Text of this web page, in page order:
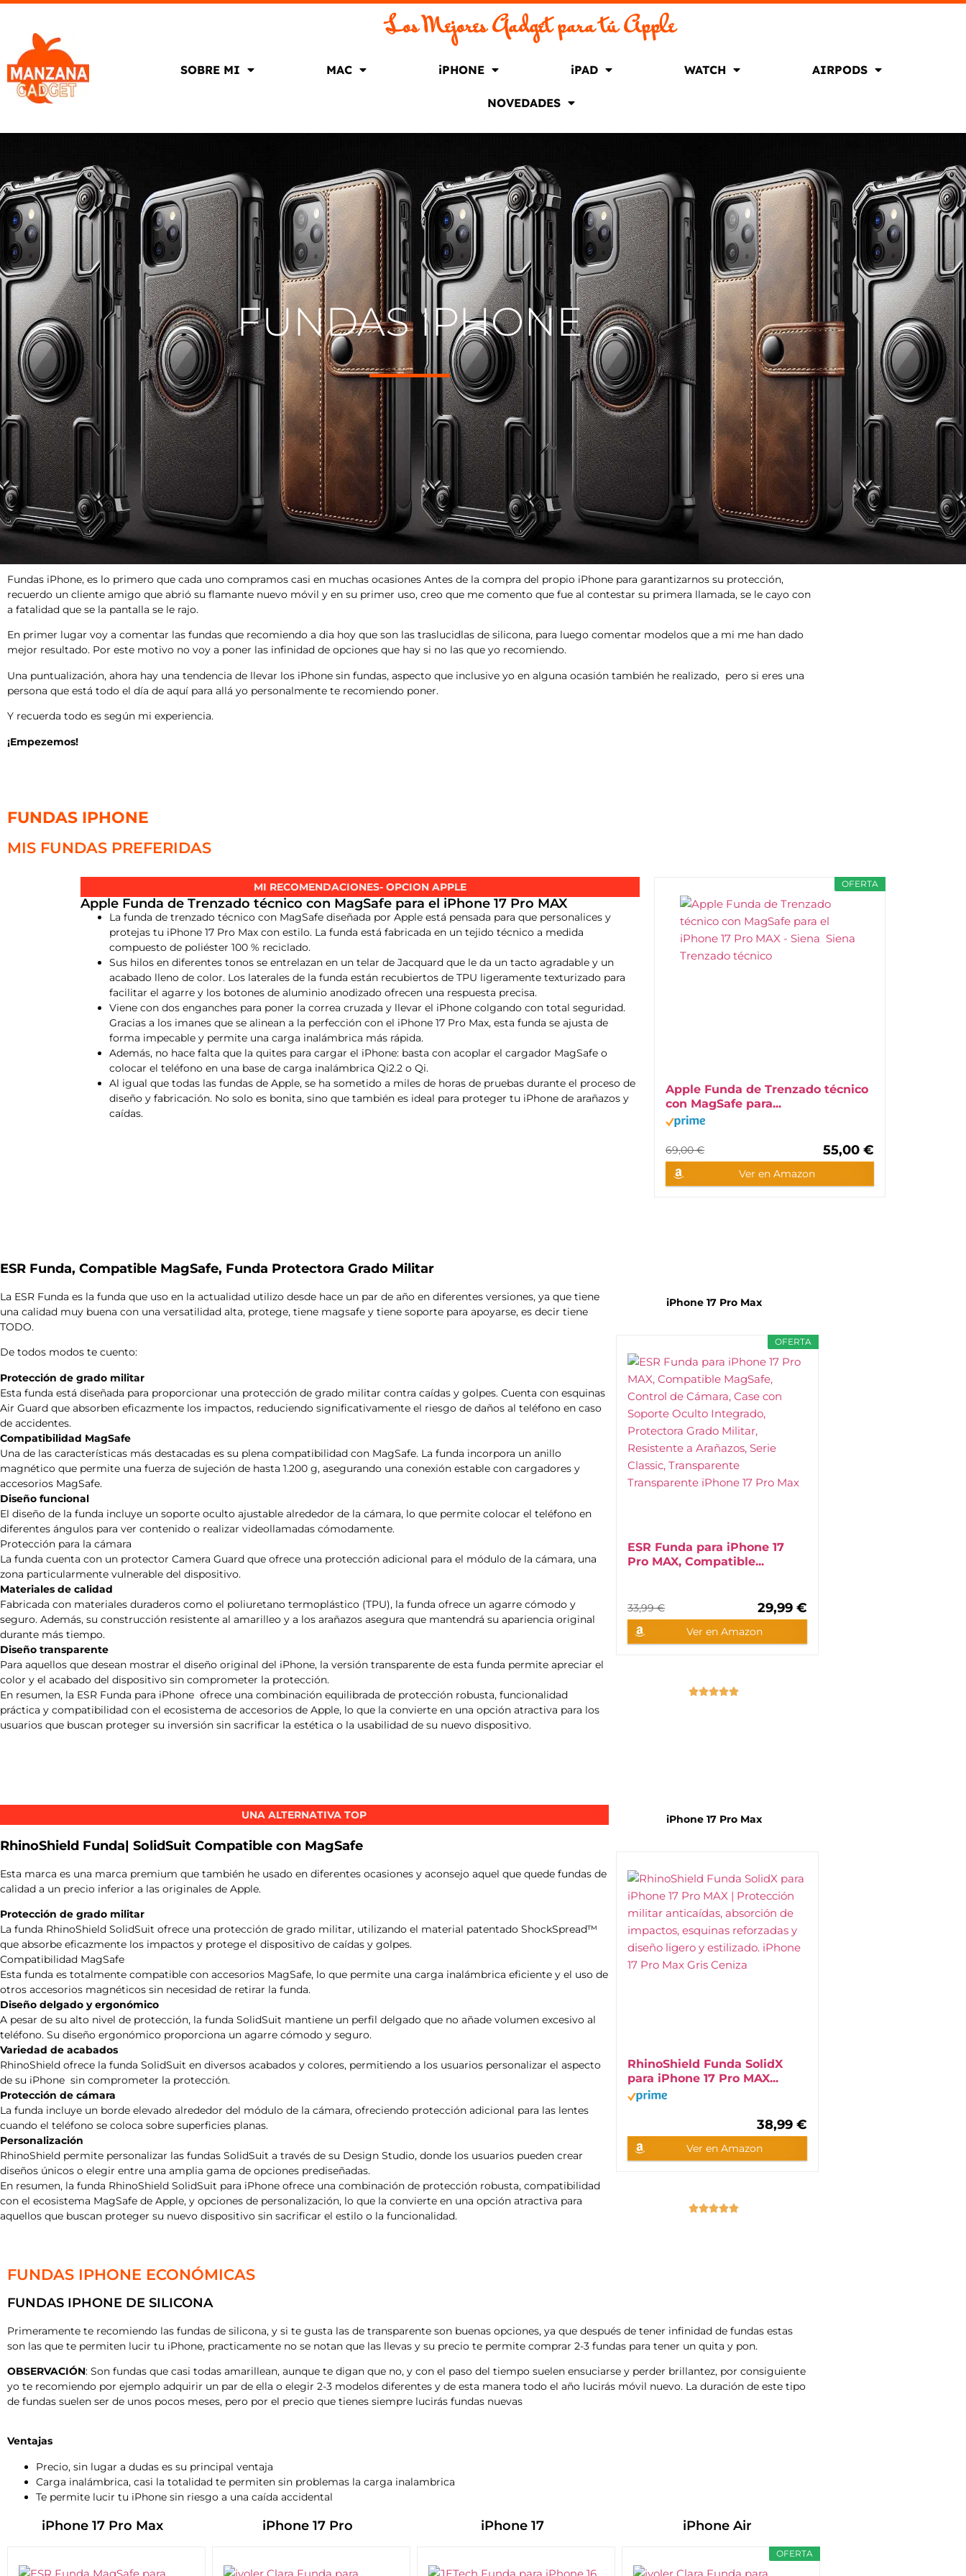
Los Mejores Gadget para tú Apple
SOBRE MI MAC iPHONE iPAD WATCH AIRPODS
NOVEDADES
FUNDAS IPHONE
Fundas iPhone, es lo primero que cada uno compramos casi en muchas ocasiones Antes de la compra del propio iPhone para garantizarnos su protección,
recuerdo un cliente amigo que abrió su flamante nuevo móvil y en su primer uso, creo que me comento que fue al contestar su primera llamada, se le cayo con
a fatalidad que se la pantalla se le rajo.
En primer lugar voy a comentar las fundas que recomiendo a dia hoy que son las traslucidlas de silicona, para luego comentar modelos que a mi me han dado
mejor resultado. Por este motivo no voy a poner las infinidad de opciones que hay si no las que yo recomiendo.
Una puntualización, ahora hay una tendencia de llevar los iPhone sin fundas, aspecto que inclusive yo en alguna ocasión también he realizado, pero si eres una
persona que está todo el día de aquí para allá yo personalmente te recomiendo poner.
Y recuerda todo es según mi experiencia.
¡Empezemos!
FUNDAS IPHONE
MIS FUNDAS PREFERIDAS
MI RECOMENDACIONES- OPCION APPLE
Apple Funda de Trenzado técnico con MagSafe para el iPhone 17 Pro MAX
La funda de trenzado técnico con MagSafe diseñada por Apple está pensada para que personalices y
protejas tu iPhone 17 Pro Max con estilo. La funda está fabricada en un tejido técnico a medida
compuesto de poliéster 100 % reciclado.
Sus hilos en diferentes tonos se entrelazan en un telar de Jacquard que le da un tacto agradable y un
acabado lleno de color. Los laterales de la funda están recubiertos de TPU ligeramente texturizado para
facilitar el agarre y los botones de aluminio anodizado ofrecen una respuesta precisa.
Viene con dos enganches para poner la correa cruzada y llevar el iPhone colgando con total seguridad.
Gracias a los imanes que se alinean a la perfección con el iPhone 17 Pro Max, esta funda se ajusta de
forma impecable y permite una carga inalámbrica más rápida.
Además, no hace falta que la quites para cargar el iPhone: basta con acoplar el cargador MagSafe o
colocar el teléfono en una base de carga inalámbrica Qi2.2 o Qi.
Al igual que todas las fundas de Apple, se ha sometido a miles de horas de pruebas durante el proceso de
diseño y fabricación. No solo es bonita, sino que también es ideal para proteger tu iPhone de arañazos y
caídas.
OFERTA
Apple Funda de Trenzado técnico
con MagSafe para...
69,00 € 55,00 €
Ver en Amazon
ESR Funda, Compatible MagSafe, Funda Protectora Grado Militar
La ESR Funda es la funda que uso en la actualidad utilizo desde hace un par de año en diferentes versiones, ya que tiene
una calidad muy buena con una versatilidad alta, protege, tiene magsafe y tiene soporte para apoyarse, es decir tiene
TODO.
De todos modos te cuento:
Protección de grado militar
Esta funda está diseñada para proporcionar una protección de grado militar contra caídas y golpes. Cuenta con esquinas
Air Guard que absorben eficazmente los impactos, reduciendo significativamente el riesgo de daños al teléfono en caso
de accidentes.
Compatibilidad MagSafe
Una de las características más destacadas es su plena compatibilidad con MagSafe. La funda incorpora un anillo
magnético que permite una fuerza de sujeción de hasta 1.200 g, asegurando una conexión estable con cargadores y
accesorios MagSafe.
Diseño funcional
El diseño de la funda incluye un soporte oculto ajustable alrededor de la cámara, lo que permite colocar el teléfono en
diferentes ángulos para ver contenido o realizar videollamadas cómodamente.
Protección para la cámara
La funda cuenta con un protector Camera Guard que ofrece una protección adicional para el módulo de la cámara, una
zona particularmente vulnerable del dispositivo.
Materiales de calidad
Fabricada con materiales duraderos como el poliuretano termoplástico (TPU), la funda ofrece un agarre cómodo y
seguro. Además, su construcción resistente al amarilleo y a los arañazos asegura que mantendrá su apariencia original
durante más tiempo.
Diseño transparente
Para aquellos que desean mostrar el diseño original del iPhone, la versión transparente de esta funda permite apreciar el
color y el acabado del dispositivo sin comprometer la protección.
En resumen, la ESR Funda para iPhone ofrece una combinación equilibrada de protección robusta, funcionalidad
práctica y compatibilidad con el ecosistema de accesorios de Apple, lo que la convierte en una opción atractiva para los
usuarios que buscan proteger su inversión sin sacrificar la estética o la usabilidad de su nuevo dispositivo.
iPhone 17 Pro Max
OFERTA
ESR Funda para iPhone 17
Pro MAX, Compatible...
33,99 € 29,99 €
Ver en Amazon

UNA ALTERNATIVA TOP
RhinoShield Funda| SolidSuit Compatible con MagSafe
Esta marca es una marca premium que también he usado en diferentes ocasiones y aconsejo aquel que quede fundas de
calidad a un precio inferior a las originales de Apple.
Protección de grado militar
La funda RhinoShield SolidSuit ofrece una protección de grado militar, utilizando el material patentado ShockSpread™
que absorbe eficazmente los impactos y protege el dispositivo de caídas y golpes.
Compatibilidad MagSafe
Esta funda es totalmente compatible con accesorios MagSafe, lo que permite una carga inalámbrica eficiente y el uso de
otros accesorios magnéticos sin necesidad de retirar la funda.
Diseño delgado y ergonómico
A pesar de su alto nivel de protección, la funda SolidSuit mantiene un perfil delgado que no añade volumen excesivo al
teléfono. Su diseño ergonómico proporciona un agarre cómodo y seguro.
Variedad de acabados
RhinoShield ofrece la funda SolidSuit en diversos acabados y colores, permitiendo a los usuarios personalizar el aspecto
de su iPhone sin comprometer la protección.
Protección de cámara
La funda incluye un borde elevado alrededor del módulo de la cámara, ofreciendo protección adicional para las lentes
cuando el teléfono se coloca sobre superficies planas.
Personalización
RhinoShield permite personalizar las fundas SolidSuit a través de su Design Studio, donde los usuarios pueden crear
diseños únicos o elegir entre una amplia gama de opciones prediseñadas.
En resumen, la funda RhinoShield SolidSuit para iPhone ofrece una combinación de protección robusta, compatibilidad
con el ecosistema MagSafe de Apple, y opciones de personalización, lo que la convierte en una opción atractiva para
aquellos que buscan proteger su nuevo dispositivo sin sacrificar el estilo o la funcionalidad.
iPhone 17Pro Max
RhinoShield Funda SolidX
para iPhone 17 Pro MAX...
38,99 €
Ver en Amazon

FUNDAS IPHONE ECONÓMICAS
FUNDAS IPHONE DE SILICONA
Primeramente te recomiendo las fundas de silicona, y si te gusta las de transparente son buenas opciones, ya que después de tener infinidad de fundas estas
son las que te permiten lucir tu iPhone, practicamente no se notan que las llevas y su precio te permite comprar 2-3 fundas para tener un quita y pon.
OBSERVACIÓN: Son fundas que casi todas amarillean, aunque te digan que no, y con el paso del tiempo suelen ensuciarse y perder brillantez, por consiguiente
yo te recomiendo por ejemplo adquirir un par de ella o elegir 2-3 modelos diferentes y de esta manera todo el año lucirás móvil nuevo. La duración de este tipo
de fundas suelen ser de unos pocos meses, pero por el precio que tienes siempre lucirás fundas nuevas
Ventajas
Precio, sin lugar a dudas es su principal ventaja
Carga inalámbrica, casi la totalidad te permiten sin problemas la carga inalambrica
Te permite lucir tu iPhone sin riesgo a una caída accidental
iPhone 17 Pro Max iPhone 17 Pro iPhone 17 iPhone Air
OFERTA